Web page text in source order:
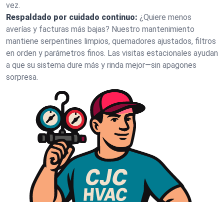
vez.
Respaldado por cuidado continuo: ¿Quiere menos
averías y facturas más bajas? Nuestro mantenimiento
mantiene serpentines limpios, quemadores ajustados, filtros
en orden y parámetros finos. Las visitas estacionales ayudan
a que su sistema dure más y rinda mejor—sin apagones
sorpresa.